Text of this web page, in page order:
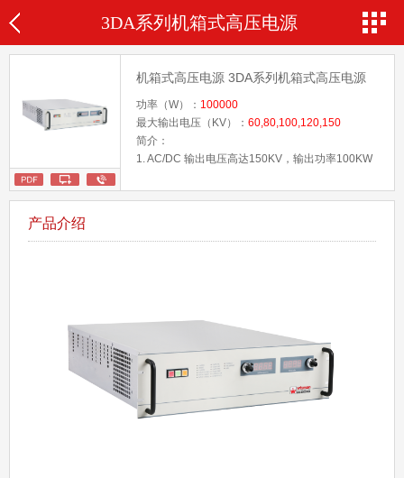
3DA系列机箱式高压电源
机箱式高压电源 3DA系列机箱式高压电源
功率（W）： 100000
最大输出电压（KV）： 60,80,100,120,150
简介：
1. AC/DC 输出电压高达150KV，输出功率100KW
3.过压、拉弧和输出短路保护
产品介绍